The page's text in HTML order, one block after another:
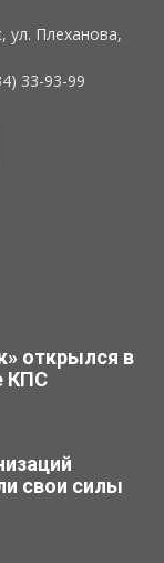
ул. Плеханова,
33-93-99
открылся в
КПС
свои силы